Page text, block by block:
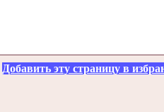
Добавить эту страницу в